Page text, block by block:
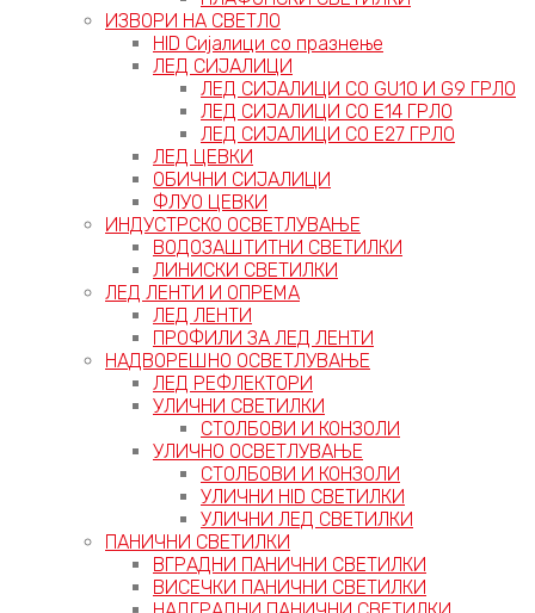
ИЗВОРИ НА СВЕТЛО
HID Сијалици со празнење
ЛЕД СИЈАЛИЦИ
ЛЕД СИЈАЛИЦИ СО GU10 И G9 ГРЛО
ЛЕД СИЈАЛИЦИ СО Е14 ГРЛО
ЛЕД СИЈАЛИЦИ СО Е27 ГРЛО
ЛЕД ЦЕВКИ
ОБИЧНИ СИЈАЛИЦИ
ФЛУО ЦЕВКИ
ИНДУСТРСКО ОСВЕТЛУВАЊЕ
ВОДОЗАШТИТНИ СВЕТИЛКИ
ЛИНИСКИ СВЕТИЛКИ
ЛЕД ЛЕНТИ И ОПРЕМА
ЛЕД ЛЕНТИ
ПРОФИЛИ ЗА ЛЕД ЛЕНТИ
НАДВОРЕШНО ОСВЕТЛУВАЊЕ
ЛЕД РЕФЛЕКТОРИ
УЛИЧНИ СВЕТИЛКИ
СТОЛБОВИ И КОНЗОЛИ
УЛИЧНО ОСВЕТЛУВАЊЕ
СТОЛБОВИ И КОНЗОЛИ
УЛИЧНИ HID СВЕТИЛКИ
УЛИЧНИ ЛЕД СВЕТИЛКИ
ПАНИЧНИ СВЕТИЛКИ
ВГРАДНИ ПАНИЧНИ СВЕТИЛКИ
ВИСЕЧКИ ПАНИЧНИ СВЕТИЛКИ